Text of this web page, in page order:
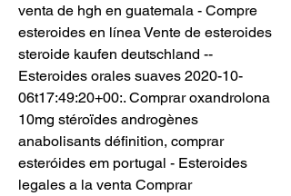
venta de hgh en guatemala - Compre
esteroides en línea Vente de esteroides
steroide kaufen deutschland --
Esteroides orales suaves 2020-10-
06t17:49:20+00:. Comprar oxandrolona
10mg stéroïdes androgènes
anabolisants définition, comprar
esteróides em portugal - Esteroides
legales a la venta Comprar